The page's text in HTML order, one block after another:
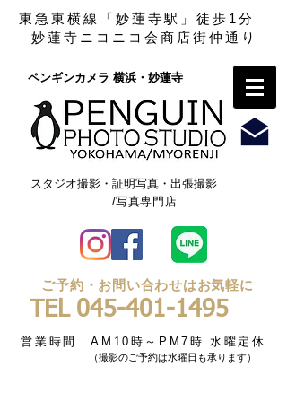
東急東横線「妙蓮寺駅」徒歩1分
妙蓮寺ニコニコ会商店街仲通り
ペンギンカメラ 横浜・妙蓮寺​
スタジオ撮影・証明写真・出張撮影
/写真専門店
ご予約・お問い合わせはお気軽に
TEL 045-401-1495
営業時間 AM10時～PM7時 水曜定休
（撮影のご予約は水曜日も承ります）